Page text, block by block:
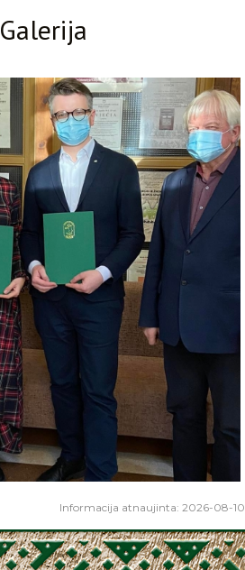
Galerija
Informacija atnaujinta: 2026-08-10